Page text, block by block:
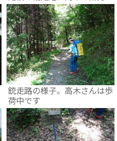
銃走路の様子。高木さんは歩
荷中です